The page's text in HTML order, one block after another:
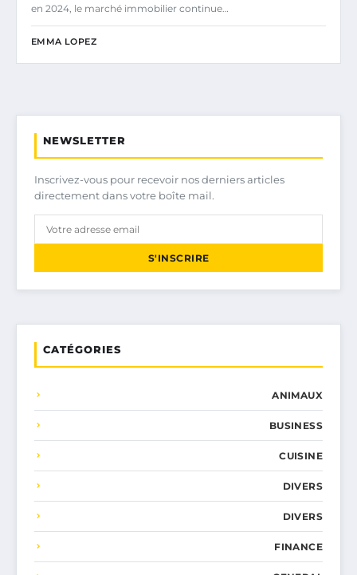
en 2024, le marché immobilier continue…
EMMA LOPEZ
NEWSLETTER
Inscrivez-vous pour recevoir nos derniers articles
directement dans votre boîte mail.
S'INSCRIRE
CATÉGORIES
ANIMAUX
BUSINESS
CUISINE
DIVERS
DIVERS
FINANCE